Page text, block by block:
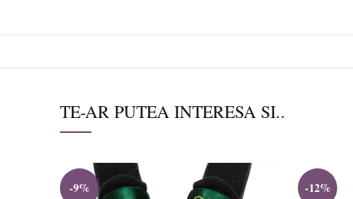
TE-AR PUTEA INTERESA SI..
-9% -12%